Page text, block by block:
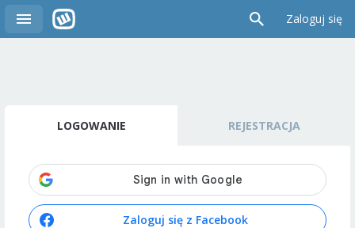
Zaloguj się
LOGOWANIE REJESTRACJA
Zaloguj się z Facebook